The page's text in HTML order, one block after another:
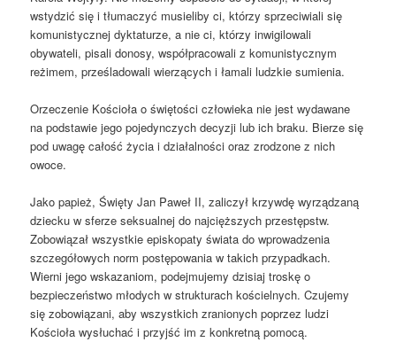
wstydzić się i tłumaczyć musieliby ci, którzy sprzeciwiali się
komunistycznej dyktaturze, a nie ci, którzy inwigilowali
obywateli, pisali donosy, współpracowali z komunistycznym
reżimem, prześladowali wierzących i łamali ludzkie sumienia.
Orzeczenie Kościoła o świętości człowieka nie jest wydawane
na podstawie jego pojedynczych decyzji lub ich braku. Bierze się
pod uwagę całość życia i działalności oraz zrodzone z nich
owoce.
Jako papież, Święty Jan Paweł II, zaliczył krzywdę wyrządzaną
dziecku w sferze seksualnej do najcięższych przestępstw.
Zobowiązał wszystkie episkopaty świata do wprowadzenia
szczegółowych norm postępowania w takich przypadkach.
Wierni jego wskazaniom, podejmujemy dzisiaj troskę o
bezpieczeństwo młodych w strukturach kościelnych. Czujemy
się zobowiązani, aby wszystkich zranionych poprzez ludzi
Kościoła wysłuchać i przyjść im z konkretną pomocą.